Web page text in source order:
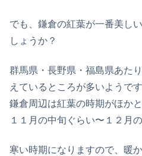
でも、鎌倉の紅葉が一番美し
しょうか？
群馬県・長野県・福島県あた
えているところが多いようです
鎌倉周辺は紅葉の時期がほか
１１月の中旬ぐらい〜１２月
寒い時期になりますので、暖